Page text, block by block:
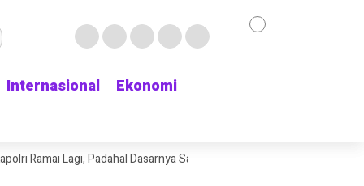
Internasional
Ekonomi
Internasional
Ekonomi
Ramai Lagi, Padahal Dasarnya Saja Belum Kelihatan
Plastik Makin Diminati, Dokter Ingatkan Jangan